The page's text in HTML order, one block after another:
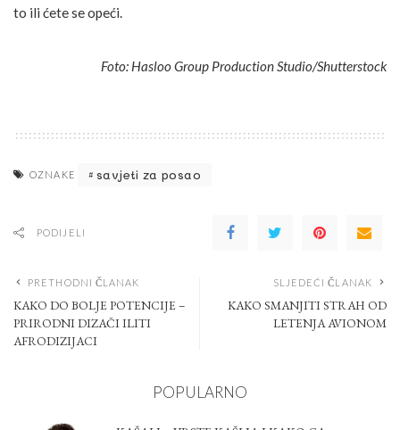
to ili ćete se opeći.
Foto: Hasloo Group Production Studio/Shutterstock
OZNAKE savjeti za posao
PODIJELI
PRETHODNI ČLANAK
KAKO DO BOLJE POTENCIJE –
PRIRODNI DIZAČI ILITI
AFRODIZIJACI
SLJEDEĆI ČLANAK
KAKO SMANJITI STRAH OD
LETENJA AVIONOM
POPULARNO